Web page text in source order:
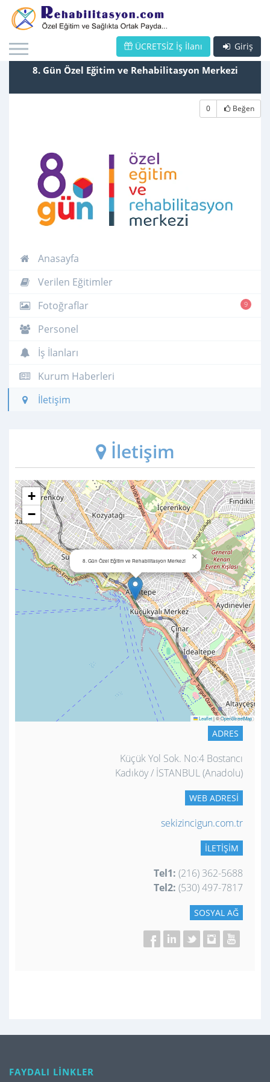
Giriş
ÜCRETSİZ İş İlanı
8. Gün Özel Eğitim ve Rehabilitasyon Merkezi
0 Beğen
Anasayfa
Verilen Eğitimler
9
Fotoğraflar
Personel
İş İlanları
Kurum Haberleri
İletişim
İletişim
8. Gün Özel Eğitim ve Rehabilitasyon Merkezi ×
+
−
Leaflet|©OpenStreetMap
ADRES
Küçük Yol Sok. No:4 Bostancı
Kadıköy / İSTANBUL (Anadolu)
WEB ADRESI
sekizincigun.com.tr
İLETIŞIM
Tel1: (216) 362-5688
Tel2: (530) 497-7817
SOSYAL AĞ
FAYDALI LİNKLER